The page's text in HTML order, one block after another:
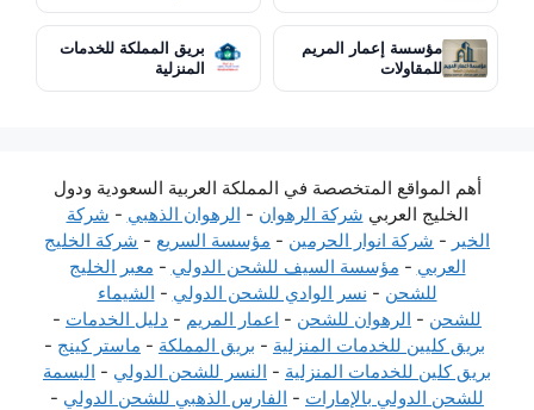
مؤسسة إعمار المريم
للمقاولات
بريق المملكة للخدمات
المنزلية
أهم المواقع المتخصصة في المملكة العربية السعودية ودول
الخليج العربي شركة الرهوان - الرهوان الذهبي - شركة
الخير - شركة انوار الحرمين - مؤسسة السريع - شركة الخليج
العربي - مؤسسة السيف للشحن الدولي - معبر الخليج
للشحن - نسر الوادي للشحن الدولي - الشيماء
للشحن - الرهوان للشحن - اعمار المريم - دليل الخدمات -
بريق كليين للخدمات المنزلية - بريق المملكة - ماستر كينج -
بريق كلين للخدمات المنزلية - النسر للشحن الدولي - البسمة
للشحن الدولي بالإمارات - الفارس الذهبي للشحن الدولي -